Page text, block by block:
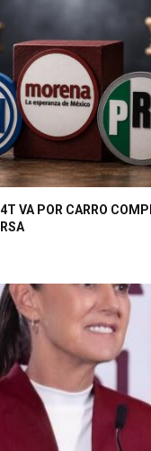
VA POR CARRO